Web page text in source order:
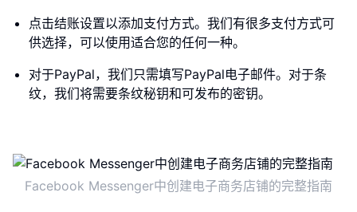
点击结账设置以添加支付方式。我们有很多支付方式可
供选择，可以使用适合您的任何一种。
对于PayPal，我们只需填写PayPal电子邮件。对于条
纹，我们将需要条纹秘钥和可发布的密钥。
Facebook Messenger中创建电子商务店铺的完整指南